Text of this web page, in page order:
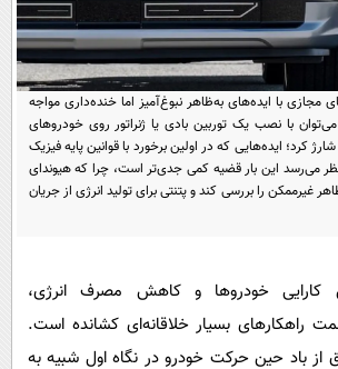
سفر و تفریح
علمی
اخبار کریپتو
گوناگون
سرگرمی
باشگاه مغز
مجله تصویری سلاح
فیلم
اقتصاد
ورزش
سیاست
گوناگون
حوادث
عصر ایران 2
خواندنی ها و دیدنی ها
داستان کوتاه
آشپزی
دانلود
آموزش زبان
مجازی با ایده‌های به‌ظاهر نبوغ‌آمیز اما خنده‌داری مواجه
با نصب یک توربین بادی یا ژنراتور روی خودروهای
کرد؛ ایده‌هایی که در اولین برخورد با قوانین پایه فیزیک
نظر می‌رسد این بار قضیه کمی جدی‌تر است، چرا که هیوندای
غیرممکن را بررسی کند و پتنتی برای تولید انرژی از جریان
کارایی خودروها و کاهش مصرف انرژی،
راهکارهای بسیار خلاقانه‌ای کشانده است.
از باد حین حرکت خودرو در نگاه اول شبیه به